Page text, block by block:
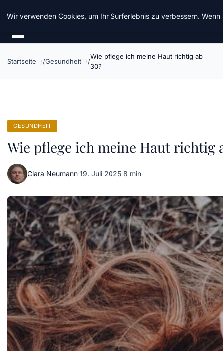
Taz Nrw
Startseite Gesundheit
Wie pflege ich meine Haut richtig ab
30?
GESUNDHEIT
Wie pflege ich meine Haut richtig
Clara Neumann·19. Juli 2025·8 min
Wir verwenden Cookies, um Ihr Surferlebnis zu verbessern.